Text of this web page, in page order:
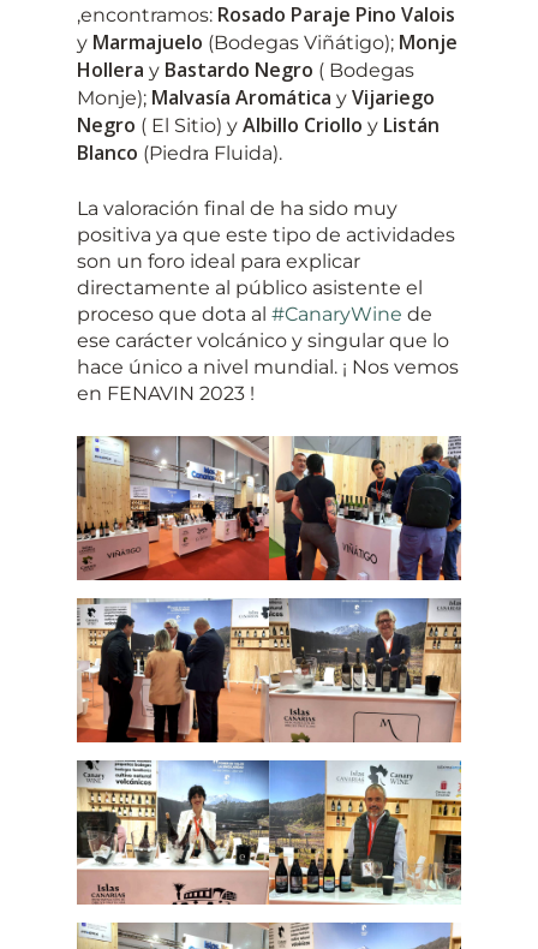
,encontramos: Rosado Paraje Pino Valois
y Marmajuelo (Bodegas Viñátigo); Monje
Hollera y Bastardo Negro ( Bodegas
Monje); Malvasía Aromática y Vijariego
Negro ( El Sitio) y Albillo Criollo y Listán
Blanco (Piedra Fluida).
La valoración final de ha sido muy
positiva ya que este tipo de actividades
son un foro ideal para explicar
directamente al público asistente el
proceso que dota al #CanaryWine de
ese carácter volcánico y singular que lo
hace único a nivel mundial. ¡ Nos vemos
en FENAVIN 2023 !